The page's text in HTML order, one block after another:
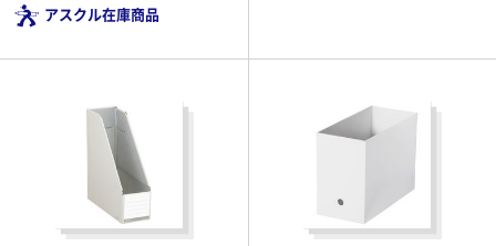
アスクル在庫商品